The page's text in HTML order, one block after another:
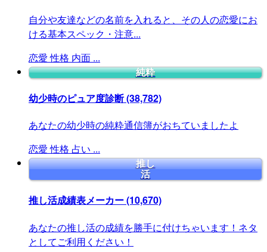
自分や友達などの名前を入れると、その人の恋愛にお
ける基本スペック・注意...
恋愛 性格 内面 ...
純粋
幼少時のピュア度診断(38,782)
あなたの幼少時の純粋通信簿がおちていましたよ
恋愛 性格 占い ...
推し
活
推し活成績表メーカー(10,670)
あなたの推し活の成績を勝手に付けちゃいます！ネタ
としてご利用ください！